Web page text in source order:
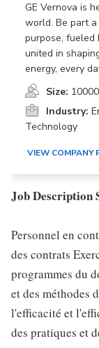
GE Vernova is
world. Be part
purpose, fueled
united in
energy, every
Size:
Industry:
Technology
VIEW COMPANY
Job Description
Personnel en
des contrats
programmes du
et des méthodes
l'efficacité et
des pratiques et